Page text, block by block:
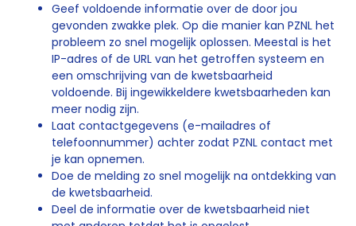
Geef voldoende informatie over de door jou
gevonden zwakke plek. Op die manier kan PZNL het
probleem zo snel mogelijk oplossen. Meestal is het
IP-adres of de URL van het getroffen systeem en
een omschrijving van de kwetsbaarheid
voldoende. Bij ingewikkeldere kwetsbaarheden kan
meer nodig zijn.
Laat contactgegevens (e-mailadres of
telefoonnummer) achter zodat PZNL contact met
je kan opnemen.
Doe de melding zo snel mogelijk na ontdekking van
de kwetsbaarheid.
Deel de informatie over de kwetsbaarheid niet